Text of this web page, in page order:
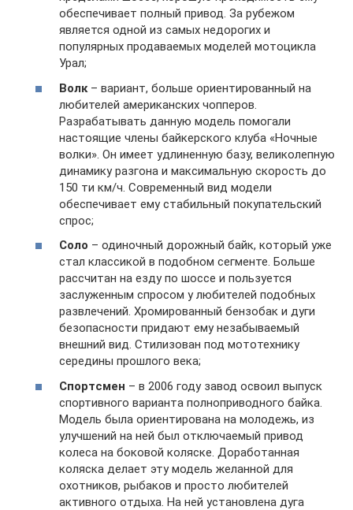
обеспечивает полный привод. За рубежом
является одной из самых недорогих и
популярных продаваемых моделей мотоцикла
Урал;
Волк– вариант, больше ориентированный на
любителей американских чопперов.
Разрабатывать данную модель помогали
настоящие члены байкерского клуба «Ночные
волки». Он имеет удлиненную базу, великолепную
динамику разгона и максимальную скорость до
150 ти км/ч. Современный вид модели
обеспечивает ему стабильный покупательский
спрос;
Соло – одиночный дорожный байк, который уже
стал классикой в подобном сегменте. Больше
рассчитан на езду по шоссе и пользуется
заслуженным спросом у любителей подобных
развлечений. Хромированный бензобак и дуги
безопасности придают ему незабываемый
внешний вид. Стилизован под мототехнику
середины прошлого века;
Спортсмен – в 2006 году завод освоил выпуск
спортивного варианта полноприводного байка.
Модель была ориентирована на молодежь, из
улучшений на ней был отключаемый привод
колеса на боковой коляске. Доработанная
коляска делает эту модель желанной для
охотников, рыбаков и просто любителей
активного отдыха. На ней установлена дуга